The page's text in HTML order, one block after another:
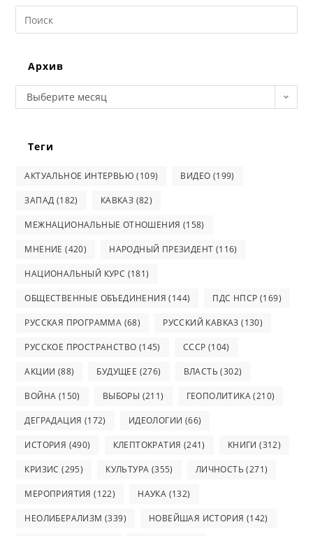
Search
this
Архив
Архив
Выберите месяц
Теги
АКТУАЛЬНОЕ ИНТЕРВЬЮ (109) ВИДЕО (199)
ЗАПАД (182) КАВКАЗ (82)
МЕЖНАЦИОНАЛЬНЫЕ ОТНОШЕНИЯ (158)
МНЕНИЕ (420) НАРОДНЫЙ ПРЕЗИДЕНТ (116)
НАЦИОНАЛЬНЫЙ КУРС (181)
ОБЩЕСТВЕННЫЕ ОБЪЕДИНЕНИЯ (144) ПДС НПСР (169)
РУССКАЯ ПРОГРАММА (68) РУССКИЙ КАВКАЗ (130)
РУССКОЕ ПРОСТРАНСТВО (145) СССР (104)
АКЦИИ (88) БУДУЩЕЕ (276) ВЛАСТЬ (302)
ВОЙНА (150) ВЫБОРЫ (211) ГЕОПОЛИТИКА(210)
ДЕГРАДАЦИЯ (172) ИДЕОЛОГИИ (66)
ИСТОРИЯ (490) КЛЕПТОКРАТИЯ (241) КНИГИ (312)
КРИЗИС (295) КУЛЬТУРА (355) ЛИЧНОСТЬ (271)
МЕРОПРИЯТИЯ (122) НАУКА (132)
НЕОЛИБЕРАЛИЗМ (339) НОВЕЙШАЯ ИСТОРИЯ (142)